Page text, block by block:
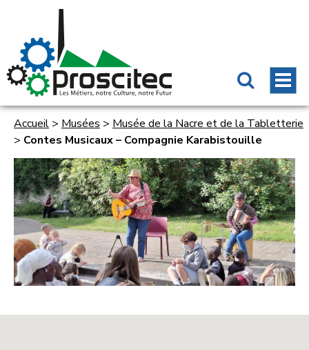
Accueil > Musées > Musée de la Nacre et de la Tabletterie
> Contes Musicaux – Compagnie Karabistouille